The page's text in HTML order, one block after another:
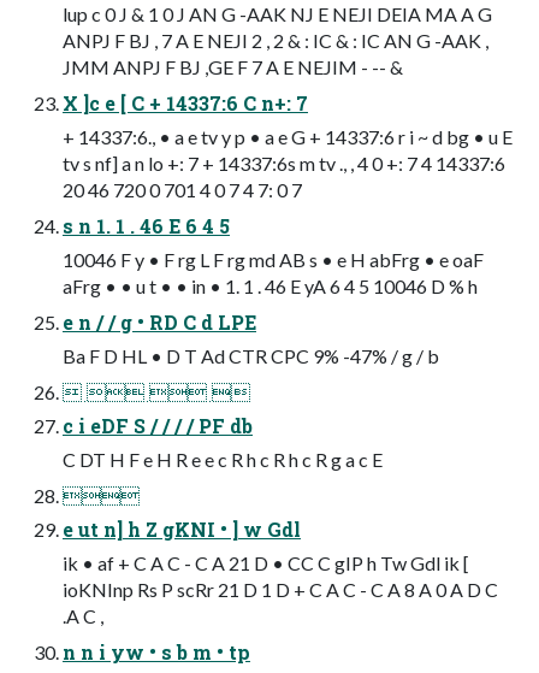
lup c 0 J & 1 0 J AN G -AAK NJ E NEJI DEIA MA A G
ANPJ F BJ , 7 A E NEJI 2 , 2 & : IC & : IC AN G -AAK ,
JMM ANPJ F BJ ,GE F 7 A E NEJIM - -- &
X ]c e [ C + 14337:6 C n+: 7
+ 14337:6., • a e tv y p • a e G + 14337:6 r i ~ d bg • u E
tv s nf] a n lo +: 7 + 14337:6s m tv ., , 4 0 +: 7 4 14337:6
20 46 720 0 701 4 0 7 4 7: 0 7
s n 1. 1 . 46 E 6 4 5
10046 F y • F rg L F rg md AB s • e H abFrg • e oaF
aFrg • • u t • • in • 1. 1 . 46 E yA 6 4 5 10046 D % h
e n / / g • RD C d LPE
Ba F D HL • D T Ad CTR CPC 9% -47% / g / b
   
c i eDF S / / / / PF db
C DT H F e H R e e c R h c R h c R g a c E

e ut n] h Z gKNI • ] w Gdl
ik • af + C A C - C A 21 D • CC C gIP h Tw Gdl ik [
ioKNInp Rs P scRr 21 D 1 D + C A C - C A 8 A 0 A D C
.A C ,
n n i yw • s b m • tp